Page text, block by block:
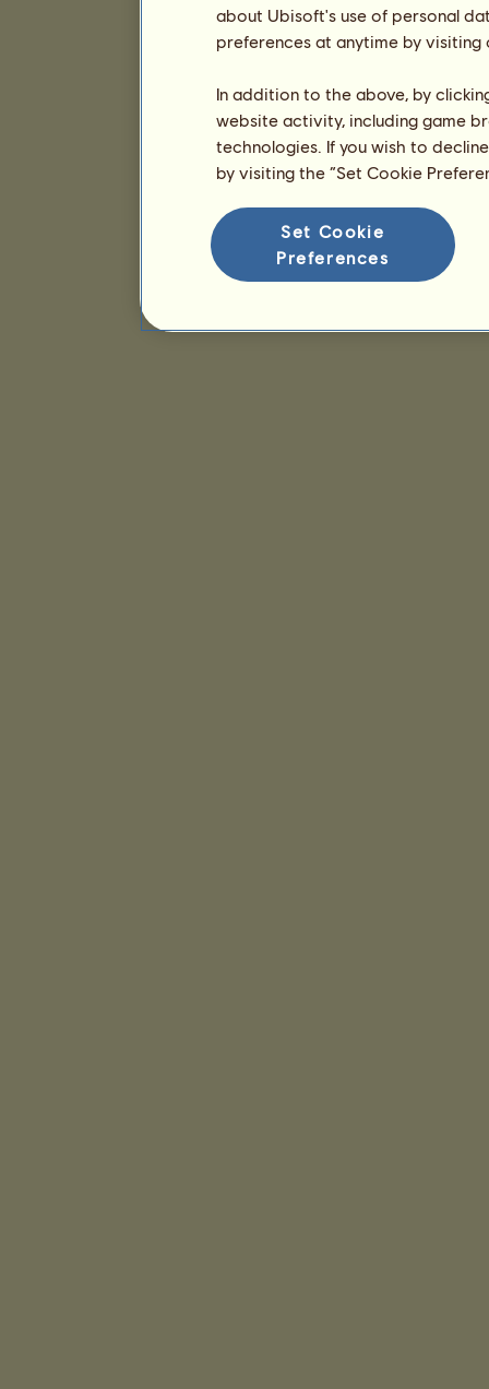
about Ubisoft's use of personal
preferences at anytime by
In addition to the above, by
website activity, including game
technologies. If you wish to
by visiting the “Set Cookie
Set Cookie
Preferences